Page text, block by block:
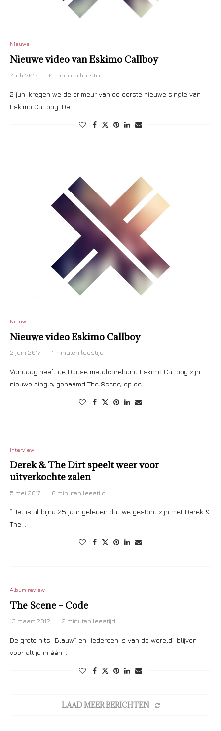
Nieuws
Nieuwe video van Eskimo Callboy
7 juli 2017 0 minuten leestijd
2 juni kregen we de primeur van de eerste nieuwe single van
Eskimo Callboy. De …
Nieuws
Nieuwe video Eskimo Callboy
2 juni 2017 1 minuten leestijd
Vandaag heeft de Duitse metalcoreband Eskimo Callboy zijn
nieuwe single, genaamd The Scene, op de …
Interview
Derek & The Dirt speelt weer voor
uitverkochte zalen
5 mei 2017 6 minuten leestijd
“Het is al bijna 25 jaar geleden dat we gestopt zijn met Derek &
The …
Album review
The Scene – Code
13 maart 2012 2 minuten leestijd
De grote hits “Blauw” en “Iedereen is van de wereld” blijven
voor altijd in één …
LAAD MEER BERICHTEN